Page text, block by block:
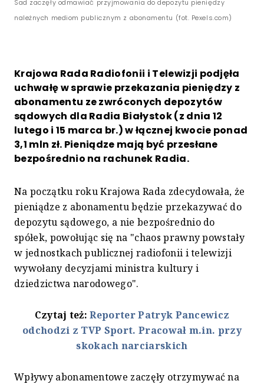
Sad zaczęły odmawiać przyjmowania do depozytu pieniędzy
należnych mediom publicznym z abonamentu (fot. Pexels.com)
Krajowa Rada Radiofonii i Telewizji podjęła
uchwałę w sprawie przekazania pieniędzy z
abonamentu ze zwróconych depozytów
sądowych dla Radia Białystok (z dnia 12
lutego i 15 marca br.) w łącznej kwocie ponad
3,1 mln zł. Pieniądze mają być przesłane
bezpośrednio na rachunek Radia.
Na początku roku Krajowa Rada zdecydowała, że
pieniądze z abonamentu będzie przekazywać do
depozytu sądowego, a nie bezpośrednio do
spółek, powołując się na "chaos prawny powstały
w jednostkach publicznej radiofonii i telewizji
wywołany decyzjami ministra kultury i
dziedzictwa narodowego".
Czytaj też:Reporter Patryk Pancewicz
odchodzi z TVP Sport. Pracował m.in. przy
skokach narciarskich
Wpływy abonamentowe zaczęły otrzymywać na